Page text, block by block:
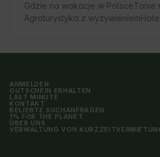
Gdzie na wakacje w PolsceTanie
Agroturystyka z wyżywieniem
ANMELDEN
GUTSCHEIN ERHALTEN
LAST MINUTE
KONTAKT
BELIEBTE SUCHANFRAGEN
1% FOR THE PLANET
ÜBER UNS
VERWALTUNG VON